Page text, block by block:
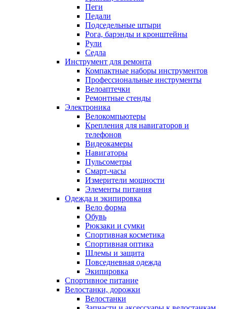
Пеги
Педали
Подседельные штыри
Рога, барэнды и кронштейны
Рули
Седла
Инструмент для ремонта
Компактные наборы инструментов
Профессиональные инструменты
Велоаптечки
Ремонтные стенды
Электроника
Велокомпьютеры
Крепления для навигаторов и
телефонов
Видеокамеры
Навигаторы
Пульсометры
Смарт-часы
Измерители мощности
Элементы питания
Одежда и экипировка
Вело форма
Обувь
Рюкзаки и сумки
Спортивная косметика
Спортивная оптика
Шлемы и защита
Повседневная одежда
Экипировка
Спортивное питание
Велостанки, дорожки
Велостанки